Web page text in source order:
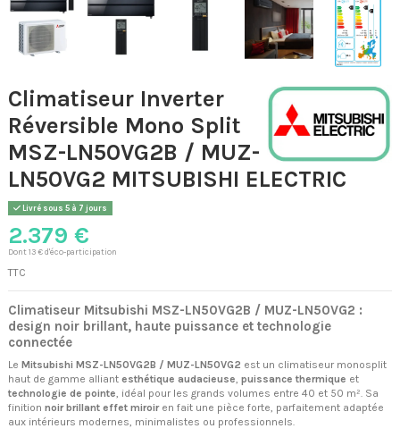
Climatiseur Inverter
Réversible Mono Split
MSZ-LN50VG2B / MUZ-
LN50VG2 MITSUBISHI ELECTRIC
Livré sous 5 à 7 jours
2.379 €
Dont 13 € d'éco-participation
TTC
Climatiseur Mitsubishi MSZ-LN50VG2B / MUZ-LN50VG2 :
design noir brillant, haute puissance et technologie
connectée
Le Mitsubishi MSZ-LN50VG2B / MUZ-LN50VG2 est un climatiseur monosplit
haut de gamme alliant esthétique audacieuse puissance thermique et
technologie de pointe , idéal pour les grands volumes entre 40 et 50 m². Sa
finition noir brillant effet miroiren fait une pièce forte, parfaitement adaptée
aux intérieurs modernes, minimalistes ou professionnels.